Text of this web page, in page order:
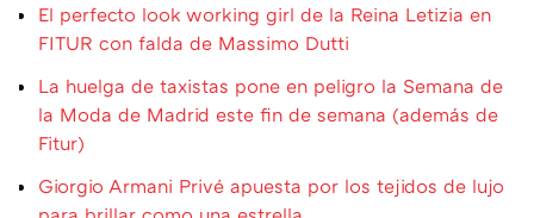
El perfecto look working girl de la Reina Letizia en
FITUR con falda de Massimo Dutti
La huelga de taxistas pone en peligro la Semana de
la Moda de Madrid este fin de semana (además de
Fitur)
Giorgio Armani Privé apuesta por los tejidos de lujo